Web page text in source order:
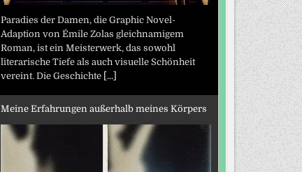
Paradies der Damen, die Graphic Novel-
Adaption von Émile Zolas gleichnamigem
Roman, ist ein Meisterwerk, das sowohl
literarische Tiefe als auch visuelle Schönheit
vereint. Die Geschichte [...]
Meine Erfahrungen außerhalb meines Körpers